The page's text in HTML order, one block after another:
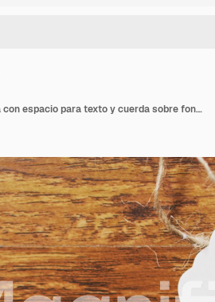
Video de etiqueta de regalo blanca con espacio para texto y cuerda sobre fondo de madera